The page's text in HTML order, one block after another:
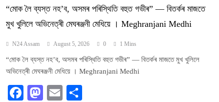
“মোক লৈ ব্যস্ত নহ’ব, অসমৰ পৰিস্থিতি বহুত গভীৰ” — বিতৰ্কৰ মাজতে
মুখ খুলিলে অভিনেত্ৰী মেঘৰঞ্জনী মেধিয়ে । Meghranjani Medhi
N24 Assam August 5, 2026 0 1 Mins
“মোক লৈ ব্যস্ত নহ’ব, অসমৰ পৰিস্থিতি বহুত গভীৰ” — বিতৰ্কৰ মাজতে মুখ খুলিলে
অভিনেত্ৰী মেঘৰঞ্জনী মেধিয়ে । Meghranjani Medhi
Facebook
Mastodon
Email